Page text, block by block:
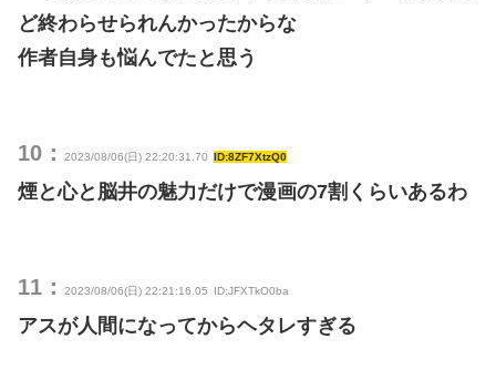
ど終わらせられんかったからな
作者自身も悩んでたと思う
10： 2023/08/06(日) 22:20:31.70 ID:8ZF7XtzQ0
煙と心と脳井の魅力だけで漫画の7割くらいあるわ
11： 2023/08/06(日) 22:21:16.05 ID:JFXTkO0ba
アスが人間になってからヘタレすぎる